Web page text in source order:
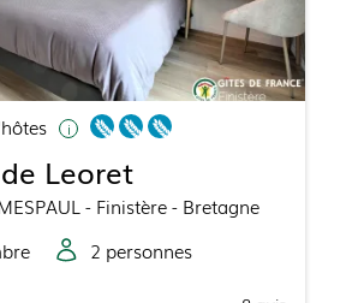
Leoret
- Finistère - Bretagne
2 personnes